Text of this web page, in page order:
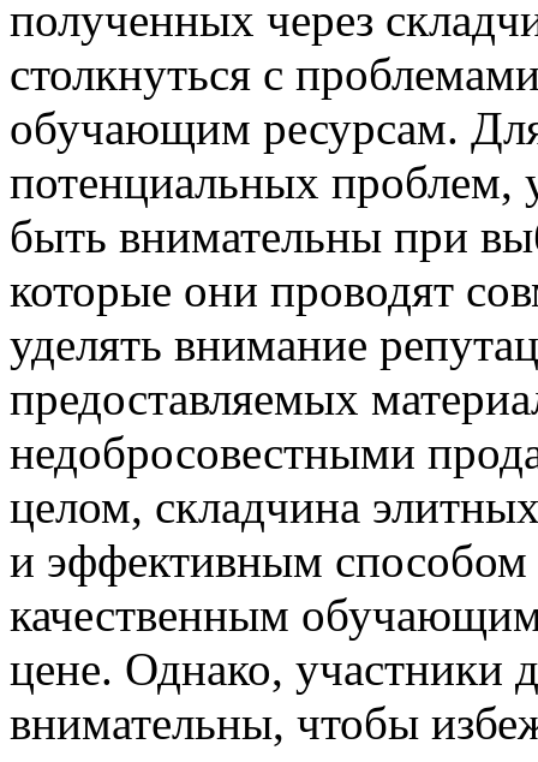
полученных через
столкнуться с
обучающим ресурсам.
потенциальных проблем,
быть внимательны при
которые они проводят
уделять внимание
предоставляемых
недобросовестными
целом, складчина
и эффективным способом
качественным
цене. Однако,
внимательны, чтобы